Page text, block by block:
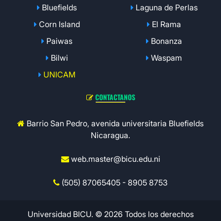
Bluefields
Laguna de Perlas
Corn Island
El Rama
Paiwas
Bonanza
Bilwi
Waspam
UNICAM
CONTACTANOS
Barrio San Pedro, avenida universitaria Bluefields
Nicaragua.
web.master@bicu.edu.ni
(505) 87065405 - 8905 8753
Universidad BICU. © 2026 Todos los derechos